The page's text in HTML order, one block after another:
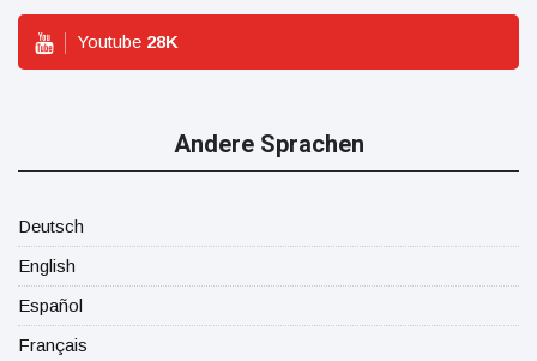
Youtube 28K
Andere Sprachen
Deutsch
English
Español
Français